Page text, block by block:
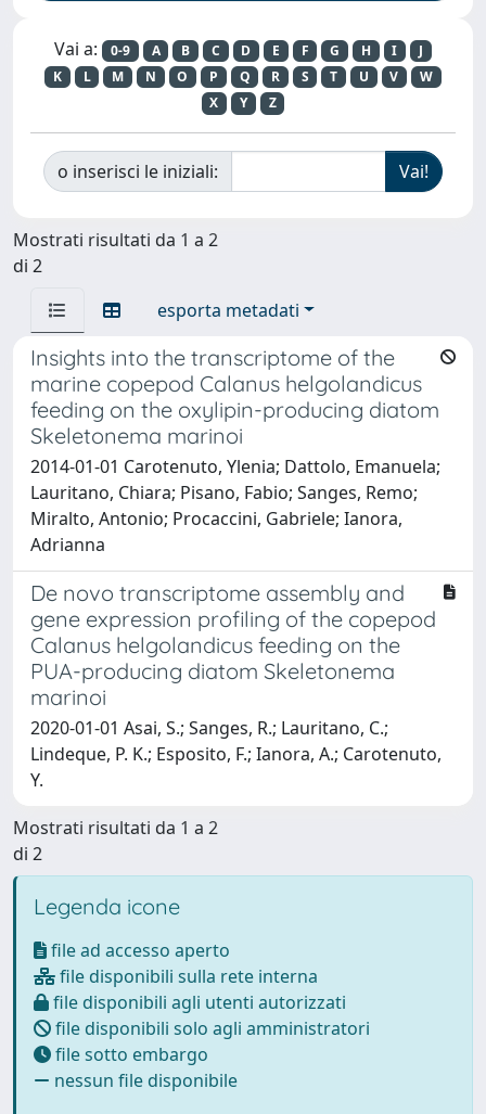
Vai a: 0-9 A B C D E F G H I
J
K
L M N O P Q R S T U V
W
X
Y Z
o inserisci le iniziali:
Mostrati risultati da 1 a 2
di 2
esporta metadati
Insights into the transcriptome of the
marine copepod Calanus helgolandicus
feeding on the oxylipin-producing diatom
Skeletonema marinoi
2014-01-01 Carotenuto, Ylenia; Dattolo, Emanuela;
Lauritano, Chiara; Pisano, Fabio; Sanges, Remo;
Miralto, Antonio; Procaccini, Gabriele; Ianora,
Adrianna
De novo transcriptome assembly and
gene expression profiling of the copepod
Calanus helgolandicus feeding on the
PUA-producing diatom Skeletonema
marinoi
2020-01-01 Asai, S.; Sanges, R.; Lauritano, C.;
Lindeque, P. K.; Esposito, F.; Ianora, A.; Carotenuto,
Y.
Mostrati risultati da 1 a 2
di 2
Legenda icone
file ad accesso aperto
file disponibili sulla rete interna
file disponibili agli utenti autorizzati
file disponibili solo agli amministratori
file sotto embargo
nessun file disponibile